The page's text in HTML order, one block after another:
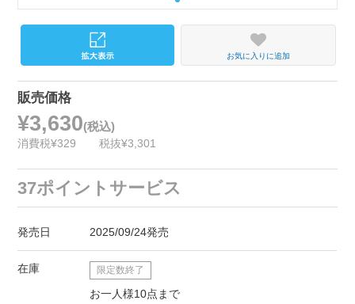
お気に入りに追加
販売価格
¥3,630(税込)
消費税¥329 税抜¥3,301
37ポイントサービス
発売日 2025/09/24発売
在庫 限定数終了
お一人様10点まで